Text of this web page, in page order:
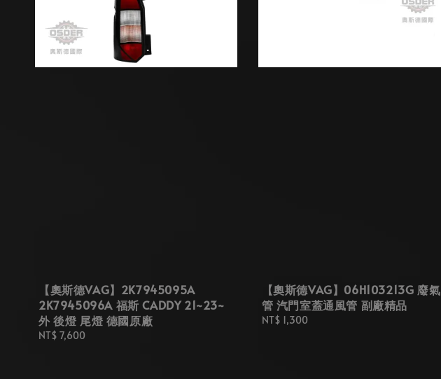
【奧斯德VAG】2K7945095A
2K7945096A 福斯 CADDY 21~23~
外 後燈 尾燈 德國原廠
Regular
NT$ 7,600
【奧斯德VAG】06H103213G 廢氣
管 汽門室蓋通風管 副廠精品
Regular
NT$ 1,300